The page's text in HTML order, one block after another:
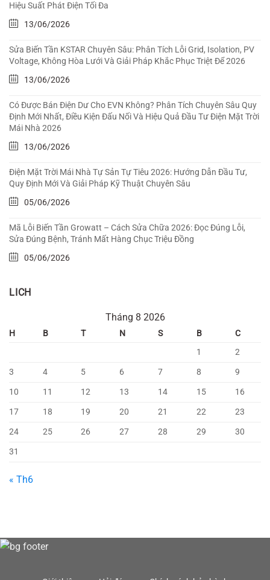
Hiệu Suất Phát Điện Tối Đa
13/06/2026
Sửa Biến Tần KSTAR Chuyên Sâu: Phân Tích Lỗi Grid, Isolation, PV
Voltage, Không Hòa Lưới Và Giải Pháp Khắc Phục Triệt Để 2026
13/06/2026
Có Được Bán Điện Dư Cho EVN Không? Phân Tích Chuyên Sâu Quy
Định Mới Nhất, Điều Kiện Đấu Nối Và Hiệu Quả Đầu Tư Điện Mặt Trời
Mái Nhà 2026
13/06/2026
Điện Mặt Trời Mái Nhà Tự Sản Tự Tiêu 2026: Hướng Dẫn Đầu Tư,
Quy Định Mới Và Giải Pháp Kỹ Thuật Chuyên Sâu
05/06/2026
Mã Lỗi Biến Tần Growatt – Cách Sửa Chữa 2026: Đọc Đúng Lỗi,
Sửa Đúng Bệnh, Tránh Mất Hàng Chục Triệu Đồng
05/06/2026
LICH
Tháng 8 2026
H B T N S B
C
1
2
3
4 5 6 7 8
9
10
11 12 13 14 15
16
17
18 19 20 21 22
23
24
25 26 27 28 29
30
31
« Th6